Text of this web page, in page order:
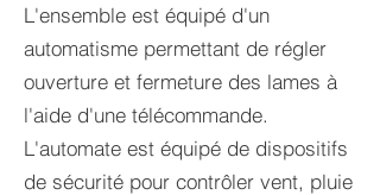
L'ensemble est équipé d'un
automatisme permettant de régler
ouverture et fermeture des lames à
l'aide d'une télécommande.
L'automate est équipé de dispositifs
de sécurité pour contrôler vent, pluie